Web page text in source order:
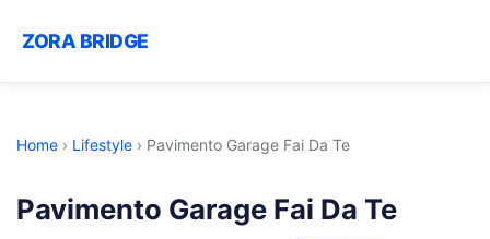
ZORA BRIDGE
Home › Lifestyle › Pavimento Garage Fai Da Te
Pavimento Garage Fai Da Te